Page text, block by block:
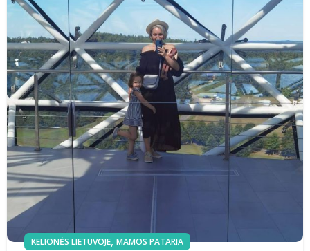
KELIONĖS LIETUVOJE, MAMOS PATARIA